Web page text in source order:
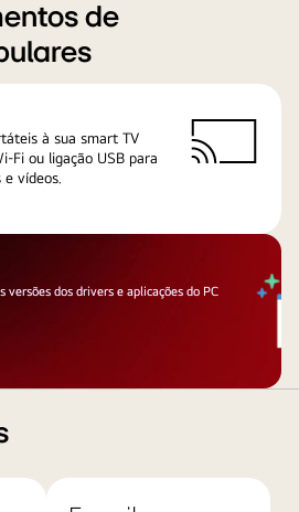
de
à sua smart TV
Fi ou ligação USB para
vídeos.
dos drivers e aplicações do PC